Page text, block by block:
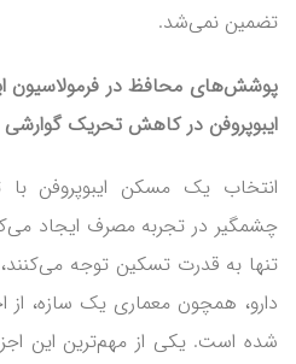
تضمین نمی‌شد.
پوشش‌های محافظ در فرمولاسیون
ایبوپروفن در کاهش تحریک گوارشی
انتخاب یک مسکن ایبوپروفن با
چشمگیر در تجربه مصرف ایجاد
تنها به قدرت تسکین توجه
دارو، همچون معماری یک سازه، از
شده است. یکی از مهم‌ترین این